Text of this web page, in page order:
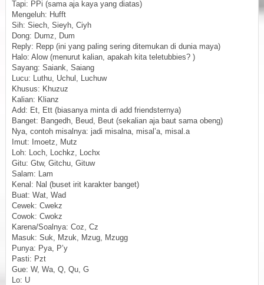
Tapi: PPi (sama aja kaya yang diatas)
Mengeluh: Hufft
Sih: Siech, Sieyh, Ciyh
Dong: Dumz, Dum
Reply: Repp (ini yang paling sering ditemukan di dunia maya)
Halo: Alow (menurut kalian, apakah kita teletubbies? )
Sayang: Saiank, Saiang
Lucu: Luthu, Uchul, Luchuw
Khusus: Khuzuz
Kalian: Klianz
Add: Et, Ett (biasanya minta di add friendsternya)
Banget: Bangedh, Beud, Beut (sekalian aja baut sama obeng)
Nya, contoh misalnya: jadi misalna, misal’a, misal.a
Imut: Imoetz, Mutz
Loh: Loch, Lochkz, Lochx
Gitu: Gtw, Gitchu, Gituw
Salam: Lam
Kenal: Nal (buset irit karakter banget)
Buat: Wat, Wad
Cewek: Cwekz
Cowok: Cwokz
Karena/Soalnya: Coz, Cz
Masuk: Suk, Mzuk, Mzug, Mzugg
Punya: Pya, P’y
Pasti: Pzt
Gue: W, Wa, Q, Qu, G
Lo: U